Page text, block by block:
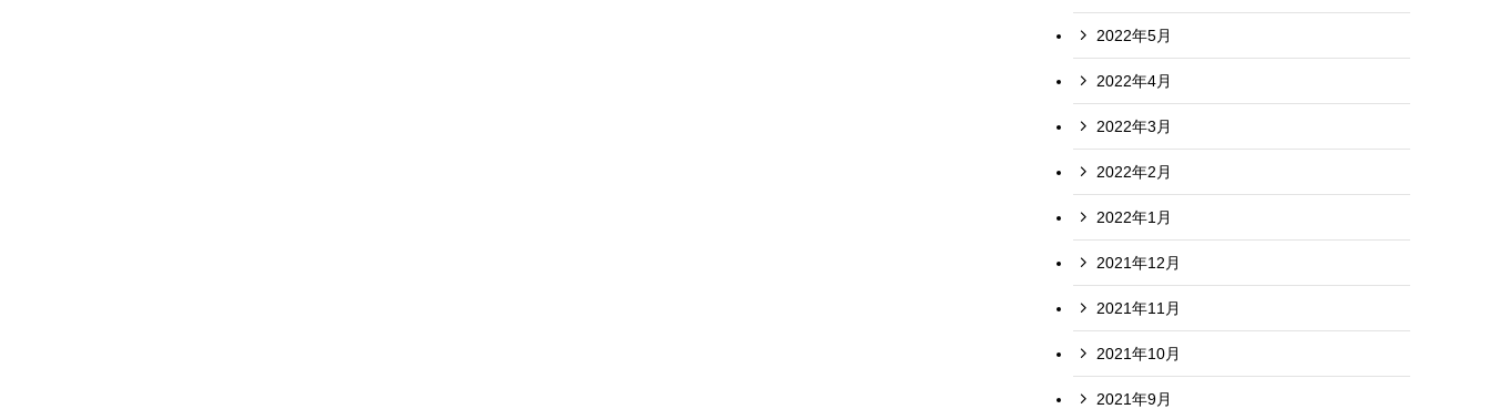
2022年5月
2022年4月
2022年3月
2022年2月
2022年1月
2021年12月
2021年11月
2021年10月
2021年9月